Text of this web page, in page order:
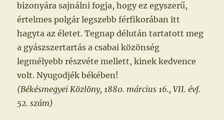
bizonyára sajnálni fogja, hogy ez egyszerű,
értelmes polgár legszebb férfikorában itt
hagyta az életet. Tegnap délután tartatott meg
a gyászszertartás a csabai közönség
legmélyebb részvéte mellett, kinek kedvence
volt. Nyugodjék békében!
(Békésmegyei Közlöny, 1880. március 16., VII. évf.
52. szám)